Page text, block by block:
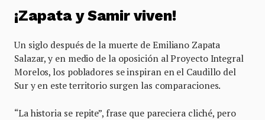
¡Zapata y Samir viven!
Un siglo después de la muerte de Emiliano Zapata
Salazar, y en medio de la oposición al Proyecto Integral
Morelos, los pobladores se inspiran en el Caudillo del
Sur y en este territorio surgen las comparaciones.
“La historia se repite”, frase que pareciera cliché, pero